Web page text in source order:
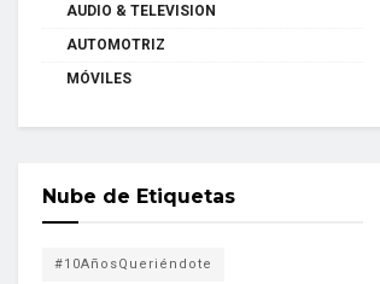
AUDIO & TELEVISION
AUTOMOTRIZ
MÓVILES
Nube de Etiquetas
#10AñosQueriéndote